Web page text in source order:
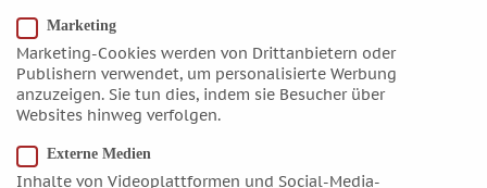
Juli 2021
Juni 2021
Mai 2021
April 2021
März 2021
Februar 2021
Marketing
Marketing-Cookies werden von Drittanbietern oder
Publishern verwendet, um personalisierte Werbung
anzuzeigen. Sie tun dies, indem sie Besucher über
Websites hinweg verfolgen.
Externe Medien
Inhalte von Videoplattformen und Social-Media-